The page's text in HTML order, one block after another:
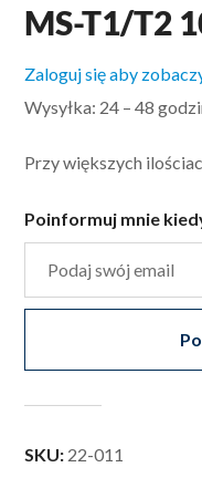
MS-T1/T2
Zaloguj się aby
Wysyłka: 24 – 48
Przy większych
Poinformuj mnie
SKU: 22-011